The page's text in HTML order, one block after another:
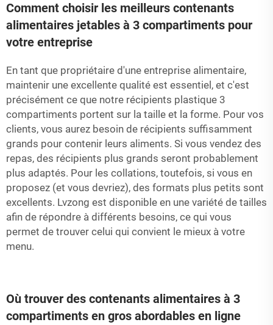
Comment choisir les meilleurs contenants
alimentaires jetables à 3 compartiments pour
votre entreprise
En tant que propriétaire d'une entreprise alimentaire,
maintenir une excellente qualité est essentiel, et c'est
précisément ce que notre récipients plastique 3
compartiments portent sur la taille et la forme. Pour vos
clients, vous aurez besoin de récipients suffisamment
grands pour contenir leurs aliments. Si vous vendez des
repas, des récipients plus grands seront probablement
plus adaptés. Pour les collations, toutefois, si vous en
proposez (et vous devriez), des formats plus petits sont
excellents. Lvzong est disponible en une variété de tailles
afin de répondre à différents besoins, ce qui vous
permet de trouver celui qui convient le mieux à votre
menu.
Où trouver des contenants alimentaires à 3
compartiments en gros abordables en ligne